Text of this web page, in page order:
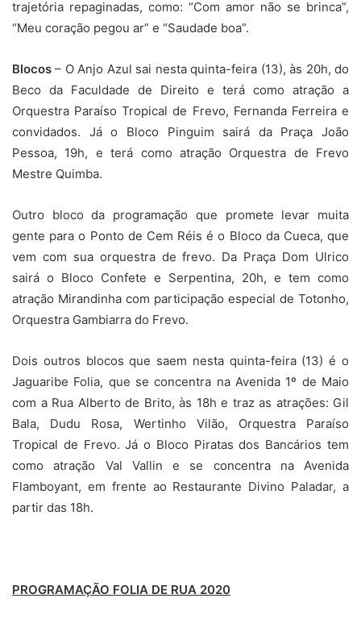
trajetória repaginadas, como: “Com amor não se brinca”,
“Meu coração pegou ar” e “Saudade boa”.
Blocos – O Anjo Azul sai nesta quinta-feira (13), às 20h, do
Beco da Faculdade de Direito e terá como atração a
Orquestra Paraíso Tropical de Frevo, Fernanda Ferreira e
convidados. Já o Bloco Pinguim sairá da Praça João
Pessoa, 19h, e terá como atração Orquestra de Frevo
Mestre Quimba.
Outro bloco da programação que promete levar muita
gente para o Ponto de Cem Réis é o Bloco da Cueca, que
vem com sua orquestra de frevo. Da Praça Dom Ulrico
sairá o Bloco Confete e Serpentina, 20h, e tem como
atração Mirandinha com participação especial de Totonho,
Orquestra Gambiarra do Frevo.
Dois outros blocos que saem nesta quinta-feira (13) é o
Jaguaribe Folia, que se concentra na Avenida 1º de Maio
com a Rua Alberto de Brito, às 18h e traz as atrações: Gil
Bala, Dudu Rosa, Wertinho Vilão, Orquestra Paraíso
Tropical de Frevo. Já o Bloco Piratas dos Bancários tem
como atração Val Vallin e se concentra na Avenida
Flamboyant, em frente ao Restaurante Divino Paladar, a
partir das 18h.
PROGRAMAÇÃO FOLIA DE RUA 2020